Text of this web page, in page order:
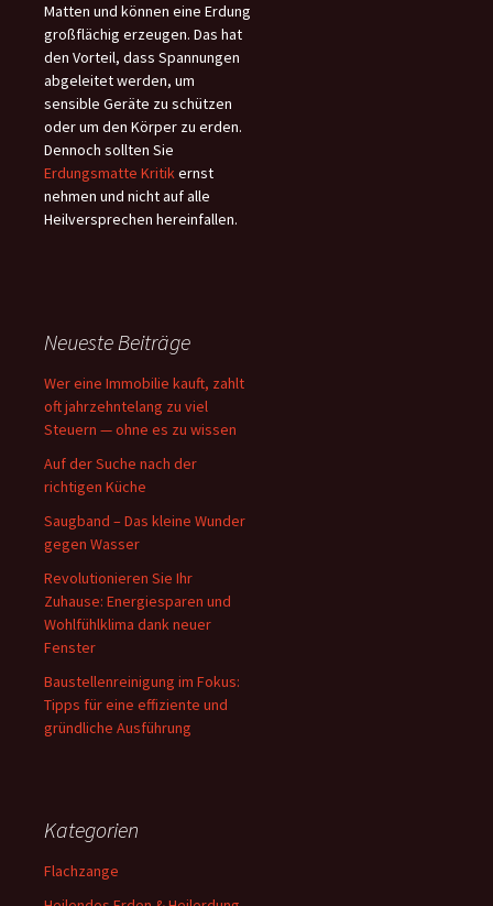
Matten und können eine Erdung
großflächig erzeugen. Das hat
den Vorteil, dass Spannungen
abgeleitet werden, um
sensible Geräte zu schützen
oder um den Körper zu erden.
Dennoch sollten Sie
Erdungsmatte Kritikernst
nehmen und nicht auf alle
Heilversprechen hereinfallen.
Neueste Beiträge
Wer eine Immobilie kauft, zahlt
oft jahrzehntelang zu viel
Steuern — ohne es zu wissen
Auf der Suche nach der
richtigen Küche
Saugband – Das kleine Wunder
gegen Wasser
Revolutionieren Sie Ihr
Zuhause: Energiesparen und
Wohlfühlklima dank neuer
Fenster
Baustellenreinigung im Fokus:
Tipps für eine effiziente und
gründliche Ausführung
Kategorien
Flachzange